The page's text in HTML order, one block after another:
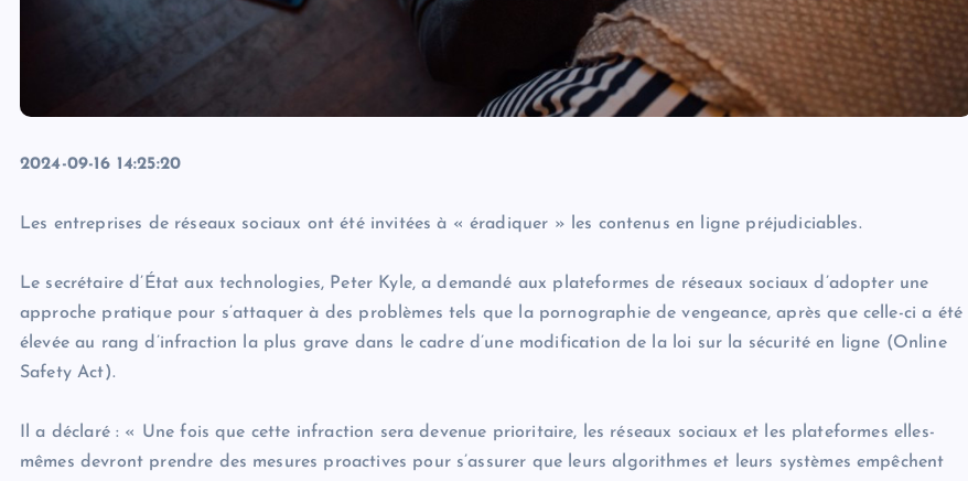
2024-09-16 14:25:20
Les entreprises de réseaux sociaux ont été invitées à « éradiquer » les contenus en ligne préjudiciables.
Le secrétaire d’État aux technologies, Peter Kyle, a demandé aux plateformes de réseaux sociaux d’adopter une
approche pratique pour s’attaquer à des problèmes tels que la pornographie de vengeance, après que celle-ci a été
élevée au rang d’infraction la plus grave dans le cadre d’une modification de la loi sur la sécurité en ligne (Online
Safety Act).
Il a déclaré : « Une fois que cette infraction sera devenue prioritaire, les réseaux sociaux et les plateformes elles-
mêmes devront prendre des mesures proactives pour s’assurer que leurs algorithmes et leurs systèmes empêchent